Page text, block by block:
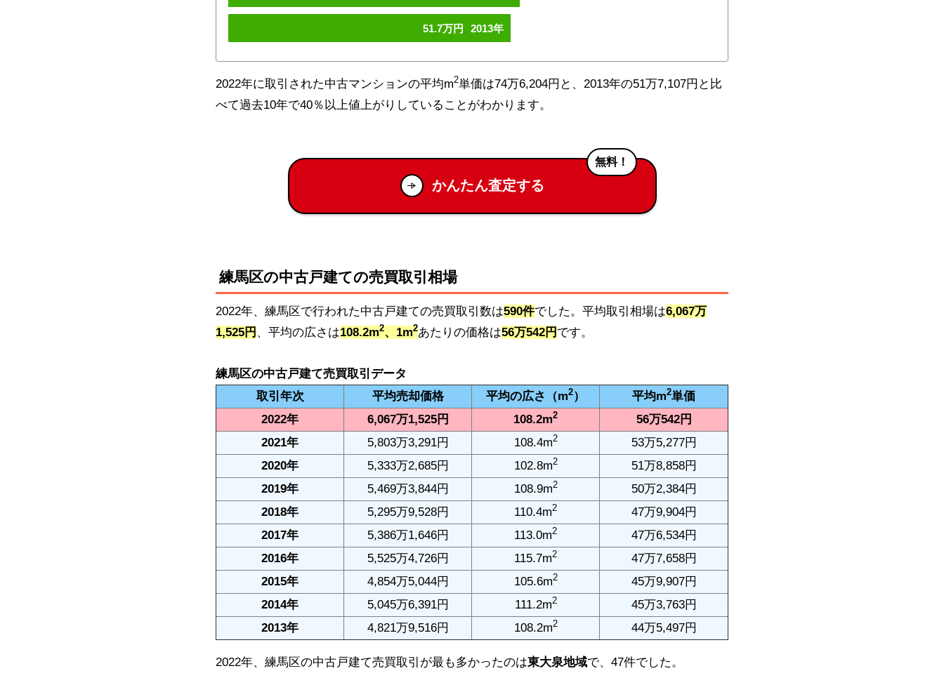
2013年
51.7万円
2022年に取引された中古マンションの平均m2単価は74万6,204円と、2013年の51万7,107円と比
べて過去10年で40％以上値上がりしていることがわかります。
かんたん査定する
無料！
練馬区の中古戸建ての売買取引相場
2022年、練馬区で行われた中古戸建ての売買取引数は590件でした。平均取引相場は6,067万
1,525円 、平均の広さは108.2m2、1m2あたりの価格は56万542円 です。
練馬区の中古戸建て売買取引データ
取引年次
平均売却価格 平均の広さ （m2） 平均m2単価
2022年
6,067万1,525円 108.2m2
56万542円
2021年
5,803万3,291円 108.4m2
53万5,277円
2020年
5,333万2,685円 102.8m2
51万8,858円
2019年
5,469万3,844円 108.9m2
50万2,384円
2018年
5,295万9,528円 110.4m2
47万9,904円
2017年
5,386万1,646円 113.0m2
47万6,534円
2016年
5,525万4,726円 115.7m2
47万7,658円
2015年
4,854万5,044円 105.6m2
45万9,907円
2014年
5,045万6,391円 111.2m2
45万3,763円
2013年
4,821万9,516円 108.2m2 44万5,497円
2022年、練馬区の中古戸建て売買取引が最も多かったのは東大泉地域で、47件でした。